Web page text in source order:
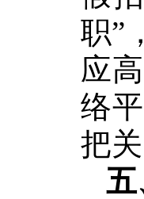
职”
应
络
把
五